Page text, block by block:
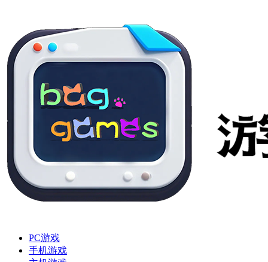
PC游戏
手机游戏